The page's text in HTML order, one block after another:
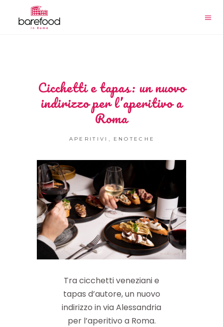
Cicchetti e tapas: un nuovo
indirizzo per l’aperitivo a
Roma
APERITIVI ENOTECHE
Tra cicchetti veneziani e
tapas d’autore, un nuovo
indirizzo in via Alessandria
per l’aperitivo a Roma.